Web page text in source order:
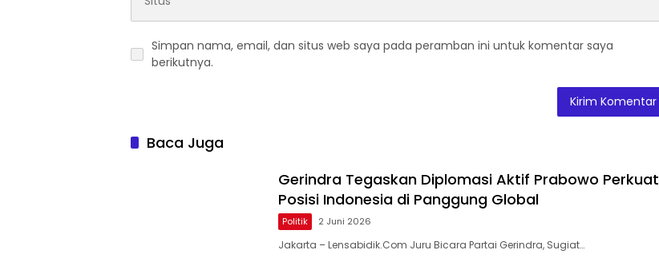
Simpan nama, email, dan situs web saya pada peramban ini untuk komentar saya
berikutnya.
Baca Juga
Gerindra Tegaskan Diplomasi Aktif Prabowo Perkuat
Posisi Indonesia di Panggung Global
Politik 2 Juni 2026
Jakarta – Lensabidik.Com Juru Bicara Partai Gerindra, Sugiat…